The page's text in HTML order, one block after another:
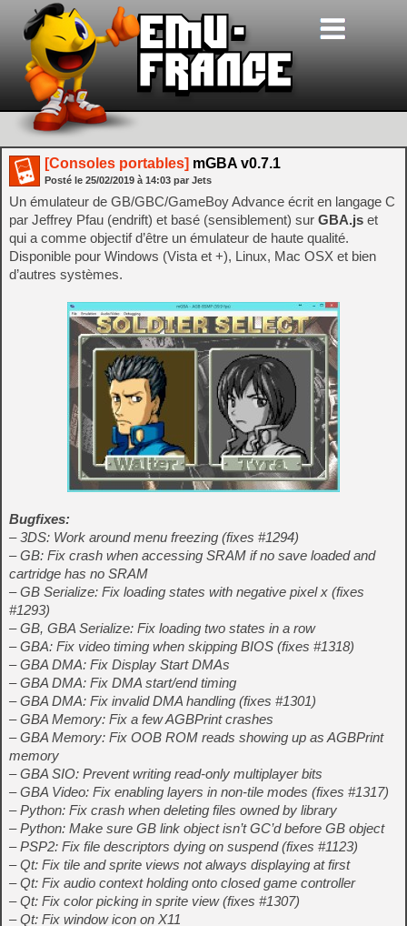
[Consoles portables] mGBA v0.7.1
Posté le 25/02/2019 à 14:03 par Jets
Un émulateur de GB/GBC/GameBoy Advance écrit en langage C
par Jeffrey Pfau (endrift) et basé (sensiblement) sur GBA.js et
qui a comme objectif d’être un émulateur de haute qualité.
Disponible pour Windows (Vista et +), Linux, Mac OSX et bien
d’autres systèmes.
Bugfixes:
– 3DS: Work around menu freezing (fixes #1294)
– GB: Fix crash when accessing SRAM if no save loaded and
cartridge has no SRAM
– GB Serialize: Fix loading states with negative pixel x (fixes
#1293)
– GB, GBA Serialize: Fix loading two states in a row
– GBA: Fix video timing when skipping BIOS (fixes #1318)
– GBA DMA: Fix Display Start DMAs
– GBA DMA: Fix DMA start/end timing
– GBA DMA: Fix invalid DMA handling (fixes #1301)
– GBA Memory: Fix a few AGBPrint crashes
– GBA Memory: Fix OOB ROM reads showing up as AGBPrint
memory
– GBA SIO: Prevent writing read-only multiplayer bits
– GBA Video: Fix enabling layers in non-tile modes (fixes #1317)
– Python: Fix crash when deleting files owned by library
– Python: Make sure GB link object isn’t GC’d before GB object
– PSP2: Fix file descriptors dying on suspend (fixes #1123)
– Qt: Fix tile and sprite views not always displaying at first
– Qt: Fix audio context holding onto closed game controller
– Qt: Fix color picking in sprite view (fixes #1307)
– Qt: Fix window icon on X11